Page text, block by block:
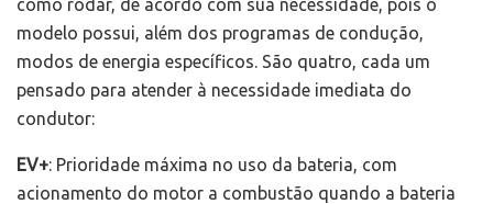
como rodar, de acordo com sua necessidade, pois o
modelo possui, além dos programas de condução,
modos de energia específicos. São quatro, cada um
pensado para atender à necessidade imediata do
condutor:
EV+: Prioridade máxima no uso da bateria, com
acionamento do motor a combustão quando a bateria